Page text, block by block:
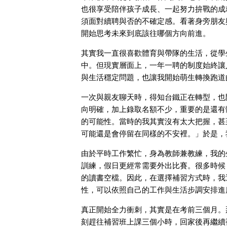
也很享受陪伴孩子成長、一起努力拚戰的
須面對續聘與否的不確定感。看著身旁朋
開始思考未來到底該往哪個方向前進。
其實我一直很喜歡體育與帶隊的生活，從
中。但現實層面上，一年一聘的制度始終
與生活穩定問題，也讓我開始萌生轉換跑
一次與親友聊天時，得知台鐵正在轉型，
向明確，加上錄取名額不少，重要的是還
的可能性。當時的我其實沒有太大把握，
可能還是會停留在同樣的不安裡。」於是
由於平時工作繁忙，身為教師兼教練，我
訓練，假日更經常需要外出比賽。很多時
的讀書空檔。因此，在選擇補習方式時，
性，可以依照自己的工作與生活步調安排
真正開始全力衝刺，其實是在考前三個月
刻趕往補習班上課三個小時，回家後再繼